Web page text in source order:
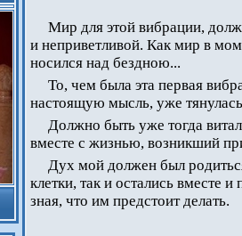
Мир для этой вибрации,
и неприветливой. Как мир в
носился над бездною...
То, чем была эта первая
настоящую мысль, уже
Должно быть уже тогда
вместе с жизнью, возникший
Дух мой должен был
клетки, так и остались вместе
зная, что им предстоит делать.